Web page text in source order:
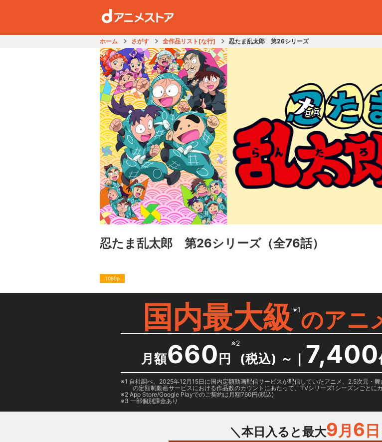
ホーム さがす 全作品リスト[な行] 忍たま乱太郎 第26シリーズ
忍たま乱太郎 第26シリーズ（全76話）
1080p
国内最大級 ※1のアニ
月額660 円
※2
(税込) ～ ｜ 7,400
1 自社調べ。2025年12月15日に国内定額動画配信サービスが配信していたアニメ、2.5次元・
の定額制動画サービスにおける作品数のカウントにあたって、TVシリーズ1シーズンごとにカ
2 App Store/Google Playでのご契約は月額760円(税込)
3 一部個別課金あり
＼本日入ると最大9月 6 日